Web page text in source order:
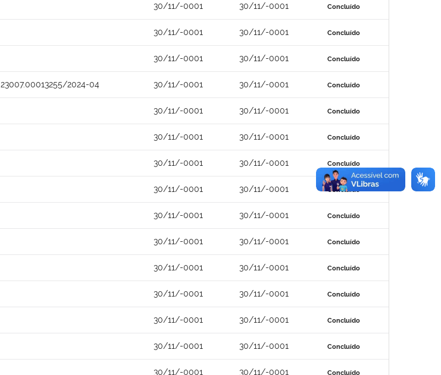
30/11/-0001 30/11/-0001 Concluído
30/11/-0001 30/11/-0001 Concluído
30/11/-0001 30/11/-0001 Concluído
23007.00013255/2024-04 30/11/-0001 30/11/-0001 Concluído
30/11/-0001 30/11/-0001 Concluído
30/11/-0001 30/11/-0001 Concluído
30/11/-0001 30/11/-0001 Concluído
30/11/-0001 30/11/-0001 Concluído
30/11/-0001 30/11/-0001 Concluído
30/11/-0001 30/11/-0001 Concluído
30/11/-0001 30/11/-0001 Concluído
30/11/-0001 30/11/-0001 Concluído
30/11/-0001 30/11/-0001 Concluído
30/11/-0001 30/11/-0001 Concluído
30/11/-0001 30/11/-0001 Concluído